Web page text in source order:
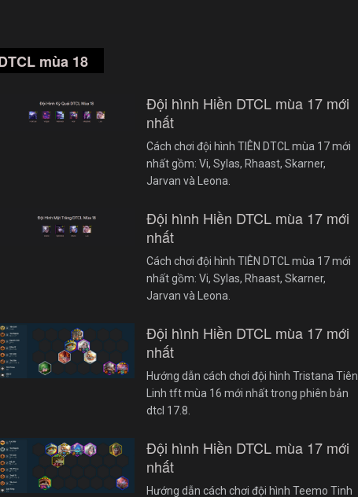
mùa 18
Đội hình Hiền DTCL mùa 17 mới
nhất
Cách chơi đội hình TIÊN DTCL mùa 17 mới
nhất gồm: Vi, Sylas, Rhaast, Skarner,
Jarvan và Leona.
Đội hình Hiền DTCL mùa 17 mới
nhất
Cách chơi đội hình TIÊN DTCL mùa 17 mới
nhất gồm: Vi, Sylas, Rhaast, Skarner,
Jarvan và Leona.
Đội hình Hiền DTCL mùa 17 mới
nhất
Hướng dẫn cách chơi đội hình Tristana Tiên
Linh tft mùa 16 mới nhất trong phiên bản
dtcl 17.8.
Đội hình Hiền DTCL mùa 17 mới
nhất
Hướng dẫn cách chơi đội hình Teemo Tinh